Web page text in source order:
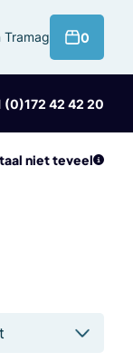
Tramag 0
(0)172 42 42 20
niet teveel